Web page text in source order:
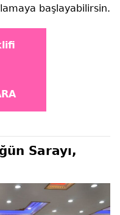
başlayabilirsin.
Sarayı,